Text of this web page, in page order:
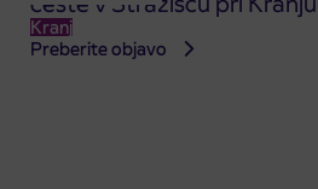
Kranj
Preberite objavo